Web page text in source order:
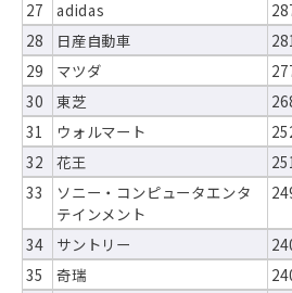
27
adidas
28
日産自動車
29
マツダ
30
東芝
31
ウォルマート
32
花王
33
ソニー・コンピュータエンタ
テインメント
34 サントリー
35
奇瑞